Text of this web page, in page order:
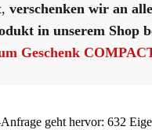
verschenken wir an
in unserem Shop
Geschenk
geht hervor: 632